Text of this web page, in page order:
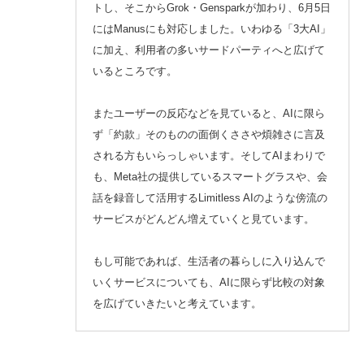
トし、そこからGrok・Gensparkが加わり、6月5日
にはManusにも対応しました。いわゆる「3大AI」
に加え、利用者の多いサードパーティへと広げて
いるところです。
またユーザーの反応などを見ていると、AIに限ら
ず「約款」そのものの面倒くささや煩雑さに言及
される方もいらっしゃいます。そしてAIまわりで
も、Meta社の提供しているスマートグラスや、会
話を録音して活用するLimitless AIのような傍流の
サービスがどんどん増えていくと見ています。
もし可能であれば、生活者の暮らしに入り込んで
いくサービスについても、AIに限らず比較の対象
を広げていきたいと考えています。